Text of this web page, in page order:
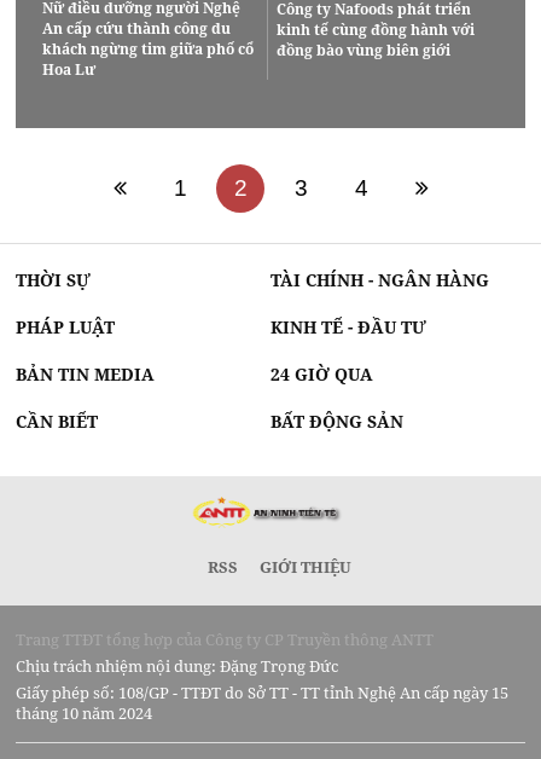
Nữ điều dưỡng người Nghệ
An cấp cứu thành công du
khách ngừng tim giữa phố cổ
Hoa Lư
Công ty Nafoods phát triển
kinh tế cùng đồng hành với
đồng bào vùng biên giới
1 2 3 4
THỜI SỰ TÀI CHÍNH - NGÂN HÀNG
PHÁP LUẬT KINH TẾ - ĐẦU TƯ
BẢN TIN MEDIA 24 GIỜ QUA
CẦN BIẾT BẤT ĐỘNG SẢN
RSS GIỚI THIỆU
Trang TTĐT tổng hợp của Công ty CP Truyền thông ANTT
Chịu trách nhiệm nội dung: Đặng Trọng Đức
Giấy phép số: 108/GP - TTĐT do Sở TT - TT tỉnh Nghệ An cấp ngày 15
tháng 10 năm 2024